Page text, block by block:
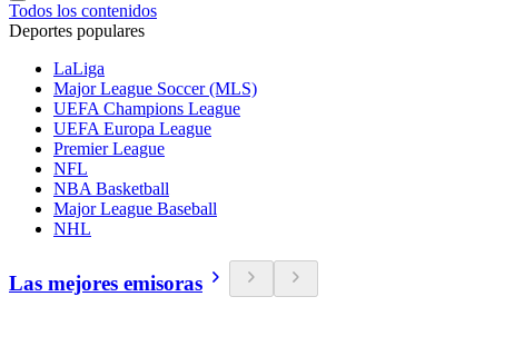
Todos los contenidos
Deportes populares
LaLiga
Major League Soccer (MLS)
UEFA Champions League
UEFA Europa League
Premier League
NFL
NBA Basketball
Major League Baseball
NHL
Las mejores emisoras